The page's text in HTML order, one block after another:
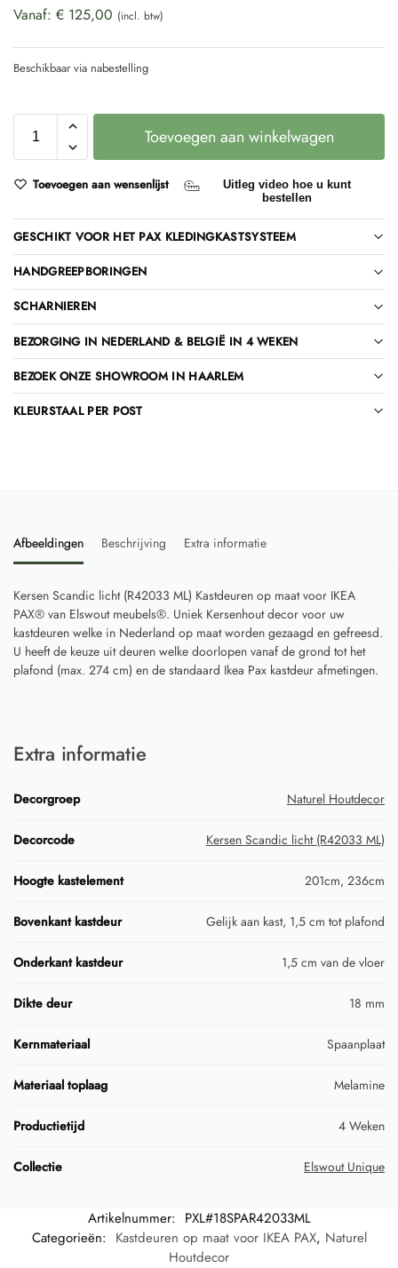
Vanaf: € 125,00 (incl. btw)
Beschikbaar via nabestelling
Toevoegen aan winkelwagen
Toevoegen aan wensenlijst
Uitleg video hoe u kunt
bestellen
GESCHIKT VOOR HET PAX KLEDINGKASTSYSTEEM
HANDGREEPBORINGEN
SCHARNIEREN
BEZORGING IN NEDERLAND & BELGIË IN 4 WEKEN
BEZOEK ONZE SHOWROOM IN HAARLEM
KLEURSTAAL PER POST
Afbeeldingen Beschrijving Extra informatie
Kersen Scandic licht (R42033 ML) Kastdeuren op maat voor IKEA
PAX® van Elswout meubels®. Uniek Kersenhout decor voor uw
kastdeuren welke in Nederland op maat worden gezaagd en gefreesd.
U heeft de keuze uit deuren welke doorlopen vanaf de grond tot het
plafond (max. 274 cm) en de standaard Ikea Pax kastdeur afmetingen.
Extra informatie
Decorgroep Naturel Houtdecor
Decorcode Kersen Scandic licht (R42033 ML)
Hoogte kastelement 201cm, 236cm
Bovenkant kastdeur Gelijk aan kast, 1,5 cm tot plafond
Onderkant kastdeur 1,5 cm van de vloer
Dikte deur 18 mm
Kernmateriaal Spaanplaat
Materiaal toplaag Melamine
Productietijd 4 Weken
Collectie Elswout Unique
Artikelnummer: PXL#18SPAR42033ML
Categorieën: Kastdeuren op maat voor IKEA PAX, Naturel
Houtdecor